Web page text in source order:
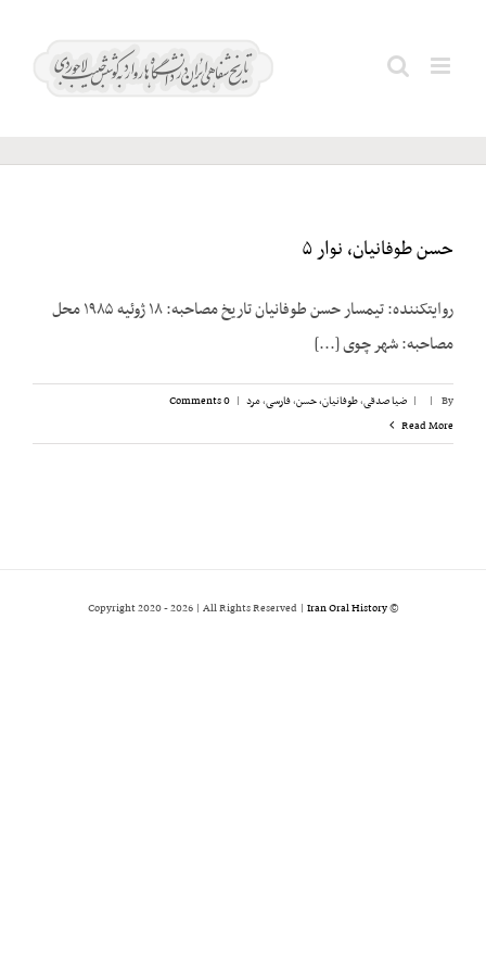
خسروانی؛
حسن طوفانیان، نوار ۵
روایت­کننده: تیمسار حسن طوفانیان تاریخ مصاحبه: ۱۸ ژوئیه ۱۹۸۵ محل
مصاحبه: شهر چوی [...]
By
|
| ضیا صدقی,طوفانیان، حسن,فارسی,مرد |
0 Comments
Read More
© Copyright 2020 -
2026 | All Rights Reserved | Iran Oral History